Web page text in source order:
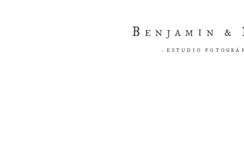
B ENJAMIN &
-ESTUDIO